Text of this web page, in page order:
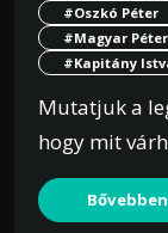
#Oszkó Péter
#Magyar Péter
#Kapitány
Mutatjuk a
hogy mit
Bővebben